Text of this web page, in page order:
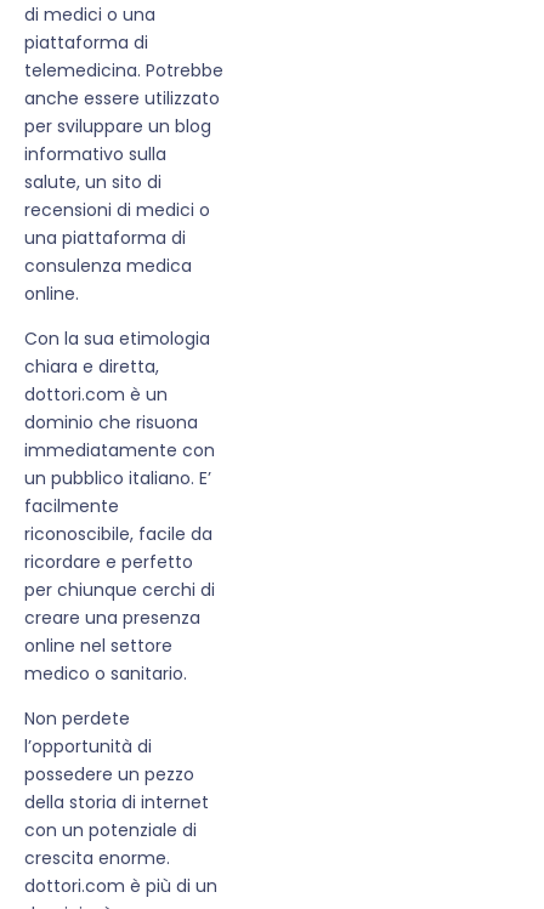
di medici o una
piattaforma di
telemedicina. Potrebbe
anche essere utilizzato
per sviluppare un blog
informativo sulla
salute, un sito di
recensioni di medici o
una piattaforma di
consulenza medica
online.
Con la sua etimologia
chiara e diretta,
dottori.com è un
dominio che risuona
immediatamente con
un pubblico italiano. E’
facilmente
riconoscibile, facile da
ricordare e perfetto
per chiunque cerchi di
creare una presenza
online nel settore
medico o sanitario.
Non perdete
l’opportunità di
possedere un pezzo
della storia di internet
con un potenziale di
crescita enorme.
dottori.com è più di un